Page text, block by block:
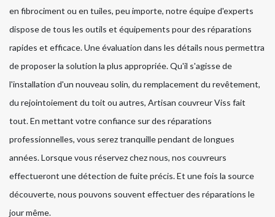
en fibrociment ou en tuiles, peu importe, notre équipe d'experts
dispose de tous les outils et équipements pour des réparations
rapides et efficace. Une évaluation dans les détails nous permettra
de proposer la solution la plus appropriée. Qu'il s'agisse de
l'installation d'un nouveau solin, du remplacement du revêtement,
du rejointoiement du toit ou autres, Artisan couvreur Viss fait
tout. En mettant votre confiance sur des réparations
professionnelles, vous serez tranquille pendant de longues
années. Lorsque vous réservez chez nous, nos couvreurs
effectueront une détection de fuite précis. Et une fois la source
découverte, nous pouvons souvent effectuer des réparations le
jour même.